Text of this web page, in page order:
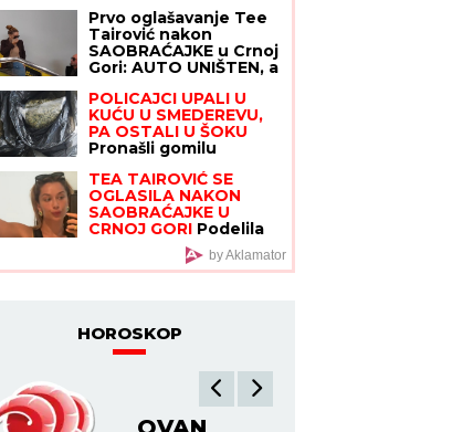
Prvo oglašavanje Tee
Tairović nakon
SAOBRAĆAJKE u Crnoj
Gori: AUTO UNIŠTEN, a
stanju pevačica
(FOTO)
POLICAJCI UPALI U
KUĆU U SMEDEREVU,
PA OSTALI U ŠOKU
Pronašli gomilu
ugledali OVO odmah
je usledilo hapšenje
TEA TAIROVIĆ SE
OGLASILA NAKON
SAOBRAĆAJKE U
CRNOJ GORI Podelila
klip, svi gledaju u ONO
ŠTO NOSI: Snima se u
ogledalu, dlaka sa
by Aklamator
HOROSKOP